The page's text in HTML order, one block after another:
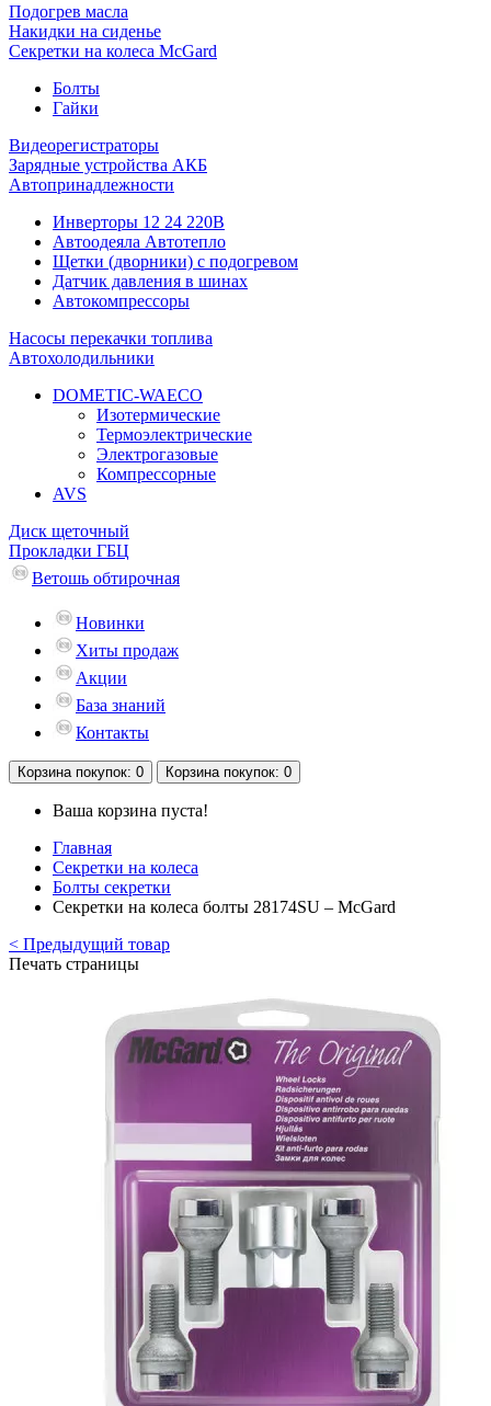
Подогрев масла
Накидки на сиденье
Секретки на колеса McGard
Болты
Гайки
Видеорегистраторы
Зарядные устройства АКБ
Автопринадлежности
Инверторы 12 24 220В
Автоодеяла Автотепло
Щетки (дворники) с подогревом
Датчик давления в шинах
Автокомпрессоры
Насосы перекачки топлива
Автохолодильники
DOMETIC-WAECO
Изотермические
Термоэлектрические
Электрогазовые
Компрессорные
AVS
Диск щеточный
Прокладки ГБЦ
Ветошь обтирочная
Новинки
Хиты продаж
Акции
База знаний
Контакты
Корзина покупок: 0 Корзина покупок: 0
Ваша корзина пуста!
Главная
Секретки на колеса
Болты секретки
Секретки на колеса болты 28174SU – McGard
< Предыдущий товар
Печать страницы